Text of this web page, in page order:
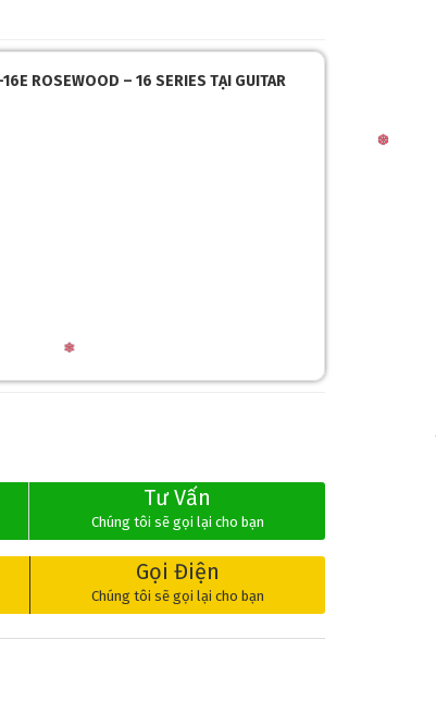
16E ROSEWOOD – 16 SERIESTẠI GUITAR
Tư Vấn
Chúng tôi sẽ gọi lại cho bạn
Gọi Điện
Chúng tôi sẽ gọi lại cho bạn